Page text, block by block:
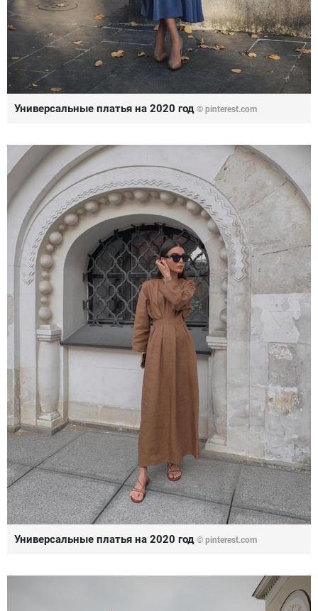
Универсальные платья на 2020 год © pinterest.com
Универсальные платья на 2020 год © pinterest.com